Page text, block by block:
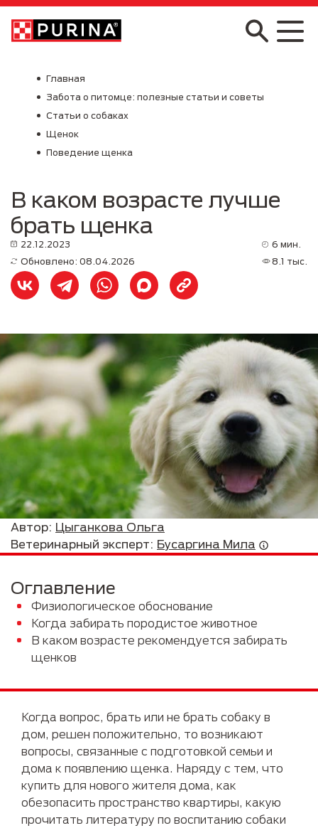
Skip to main content
Главная
Забота о питомце: полезные статьи и советы
Статьи о собаках
Щенок
Поведение щенка
В каком возрасте лучше
брать щенка
22.12.2023
6 мин.
Обновлено: 08.04.2026
8.1 тыс.
Автор: Цыганкова Ольга
Ветеринарный эксперт: Бусаргина Мила
Оглавление
Физиологическое обоснование
Когда забирать породистое животное
В каком возрасте рекомендуется забирать
щенков
Когда вопрос, брать или не брать собаку в
дом, решен положительно, то возникают
вопросы, связанные с подготовкой семьи и
дома к появлению щенка. Наряду с тем, что
купить для нового жителя дома, как
обезопасить пространство квартиры, какую
прочитать литературу по воспитанию собаки